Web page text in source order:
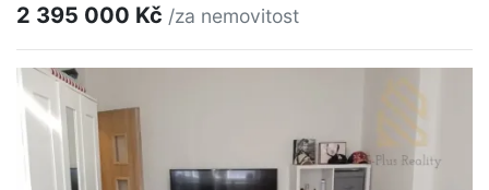
2 395 000 Kč /za nemovitost